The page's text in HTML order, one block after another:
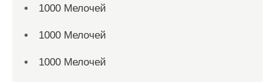
1000 Мелочей
1000 Мелочей
1000 Мелочей